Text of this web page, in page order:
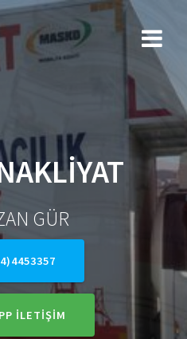
Skip
to
content
GÜR
İLETİŞİM